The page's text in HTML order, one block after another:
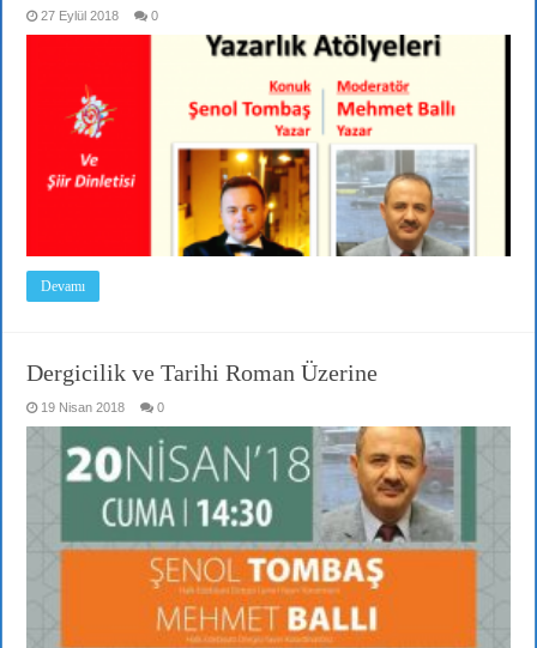
27 Eylül 2018 0
Devamı
Dergicilik ve Tarihi Roman Üzerine
19 Nisan 2018 0